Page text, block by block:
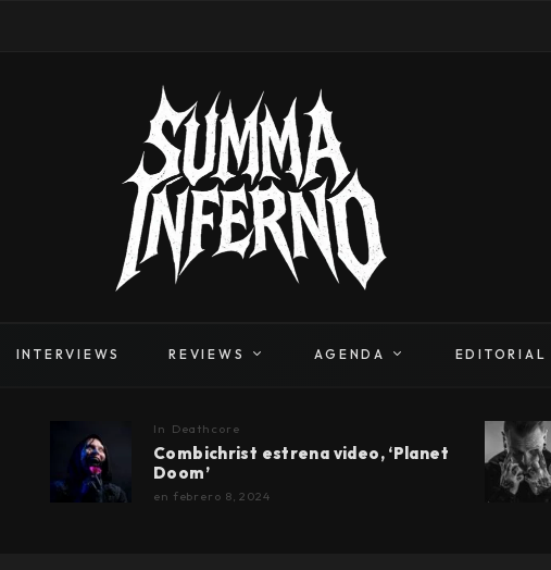
INTERVIEWS REVIEWS AGENDA EDITORIAL
In Deathcore
Combichrist estrena video, ‘Planet
Doom’
en febrero 8, 2024